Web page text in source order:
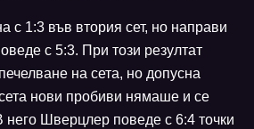
с 1:3 във втория сет, но направи
с 5:3. При този резултат
на сета, но допусна
нови пробиви нямаше и се
него Шверцлер поведе с 6:4 точки